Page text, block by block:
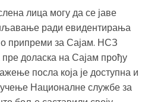
лица могу да се јаве
ради евидентирања
припреми за Сајам. НСЗ
пре доласка на Сајам прођу
посла која је доступна и
Националне службе за